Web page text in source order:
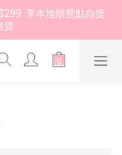
享本地順豐點自提
貨